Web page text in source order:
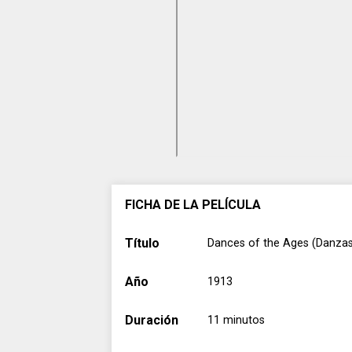
FICHA DE LA PELÍCULA
Título Dances of the Ages
Año 1913
Duración 11 minutos